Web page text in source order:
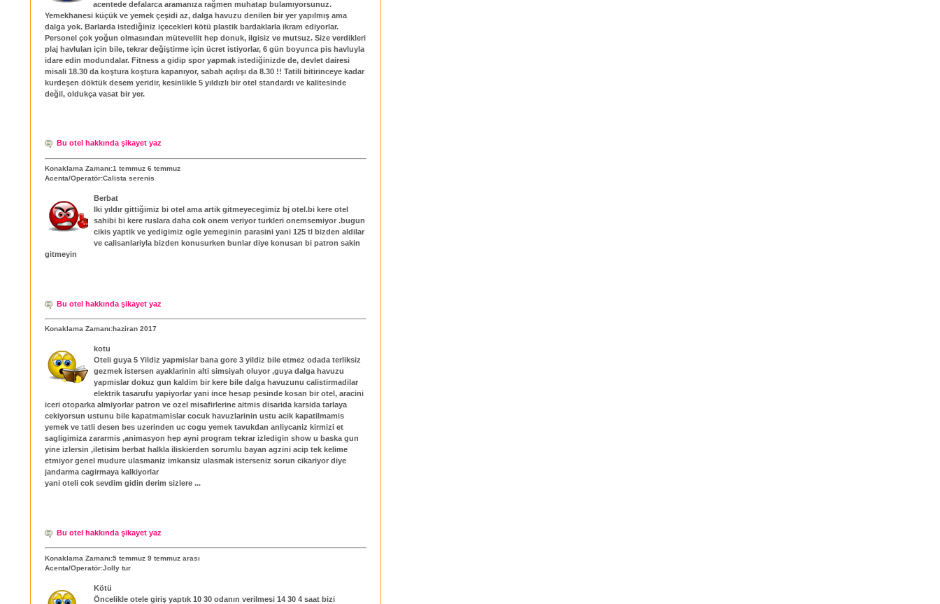
acentede defalarca aramanıza rağmen muhatap bulamıyorsunuz.
Yemekhanesi küçük ve yemek çeşidi az, dalga havuzu denilen bir yer yapılmış ama
dalga yok. Barlarda istediğiniz içecekleri kötü plastik bardaklarla ikram ediyorlar.
Personel çok yoğun olmasından mütevellit hep donuk, ilgisiz ve mutsuz. Size verdikleri
plaj havluları için bile, tekrar değiştirme için ücret istiyorlar, 6 gün boyunca pis havluyla
idare edin modundalar. Fitness a gidip spor yapmak istediğinizde de, devlet dairesi
misali 18.30 da koştura koştura kapanıyor, sabah açılışı da 8.30 !! Tatili bitirinceye kadar
kurdeşen döktük desem yeridir, kesinlikle 5 yıldızlı bir otel standardı ve kalitesinde
değil, oldukça vasat bir yer.
Bu otel hakkında şikayet yaz
Konaklama Zamanı:1 temmuz 6 temmuz
Acenta/Operatör:Calista serenis
Berbat
Iki yıldır gittiğimiz bi otel ama artik gitmeyecegimiz bj otel.bi kere otel
sahibi bi kere ruslara daha cok onem veriyor turkleri onemsemiyor .bugun
cikis yaptik ve yedigimiz ogle yemeginin parasini yani 125 tl bizden aldilar
ve calisanlariyla bizden konusurken bunlar diye konusan bi patron sakin
gitmeyin
Bu otel hakkında şikayet yaz
Konaklama Zamanı:haziran 2017
kotu
Oteli guya 5 Yildiz yapmislar bana gore 3 yildiz bile etmez odada terliksiz
gezmek istersen ayaklarinin alti simsiyah oluyor ,guya dalga havuzu
yapmislar dokuz gun kaldim bir kere bile dalga havuzunu calistirmadilar
elektrik tasarufu yapiyorlar yani ince hesap pesinde kosan bir otel, aracini
iceri otoparka almiyorlar patron ve ozel misafirlerine aitmis disarida karsida tarlaya
cekiyorsun ustunu bile kapatmamislar cocuk havuzlarinin ustu acik kapatilmamis
yemek ve tatli desen bes uzerinden uc cogu yemek tavukdan anliycaniz kirmizi et
sagligimiza zararmis ,animasyon hep ayni program tekrar izledigin show u baska gun
yine izlersin ,iletisim berbat halkla iliskierden sorumlu bayan agzini acip tek kelime
etmiyor genel mudure ulasmaniz imkansiz ulasmak isterseniz sorun cikariyor diye
jandarma cagirmaya kalkiyorlar
yani oteli cok sevdim gidin derim sizlere ...
Bu otel hakkında şikayet yaz
Konaklama Zamanı:5 temmuz 9 temmuz arası
Acenta/Operatör:Jolly tur
Kötü
Öncelikle otele giriş yaptık 10 30 odanın verilmesi 14 30 4 saat bizi